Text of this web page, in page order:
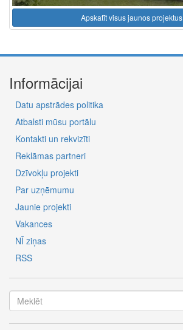
Apskatīt visus jaunos projektus
Informācijai
Datu apstrādes politika
Atbalsti mūsu portālu
Kontakti un rekvizīti
Reklāmas partneri
Dzīvokļu projekti
Par uzņēmumu
Jaunie projekti
Vakances
NĪ ziņas
RSS